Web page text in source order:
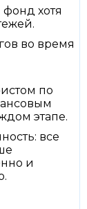
хотя
во время
по
этапе.
все
и